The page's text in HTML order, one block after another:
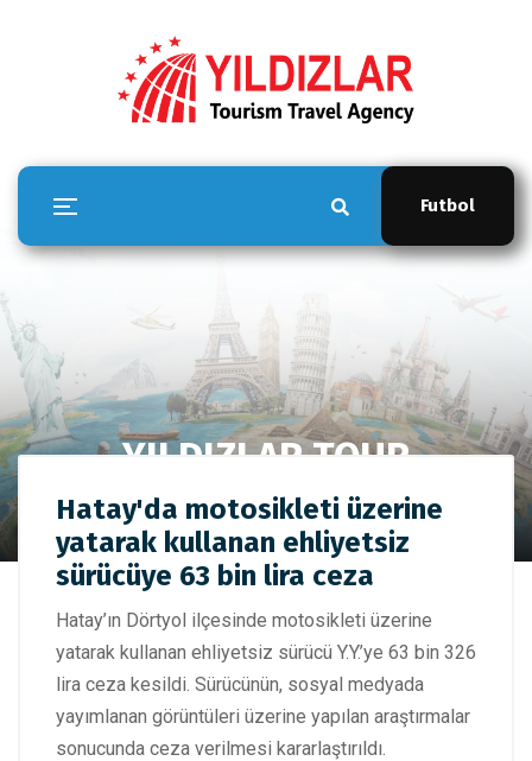
Futbol
YILDIZLAR TOUR
Anasayfa
YILDIZLAR TOUR
Hatay'da motosikleti üzerine yatarak kullanan ehliyetsiz
sürücüye 63 bin lira ceza
Hatay'da motosikleti üzerine
yatarak kullanan ehliyetsiz
sürücüye 63 bin lira ceza
Hatay’ın Dörtyol ilçesinde motosikleti üzerine
yatarak kullanan ehliyetsiz sürücü Y.Y.’ye 63 bin 326
lira ceza kesildi. Sürücünün, sosyal medyada
yayımlanan görüntüleri üzerine yapılan araştırmalar
sonucunda ceza verilmesi kararlaştırıldı.